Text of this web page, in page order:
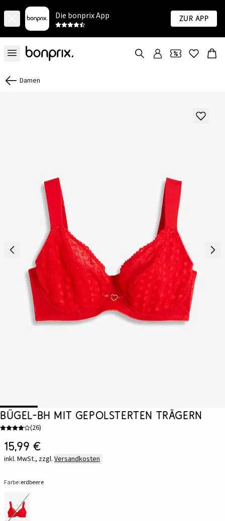
Die bonprix App Zur App
Damen
Bügel-BH mit gepolsterten Trägern
(26)
15,99 €
inkl. MwSt., zzgl. Versandkosten
Farbe:erdbeere